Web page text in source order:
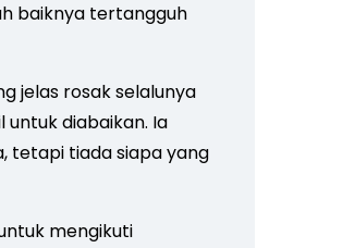
baiknya tertangguh
jelas rosak selalunya
diabaikan. Ia
tetapi tiada siapa yang
mengikuti